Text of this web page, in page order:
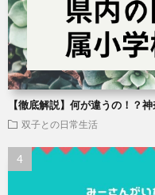
【徹底解説】何が違うの！？
双子との日常生活